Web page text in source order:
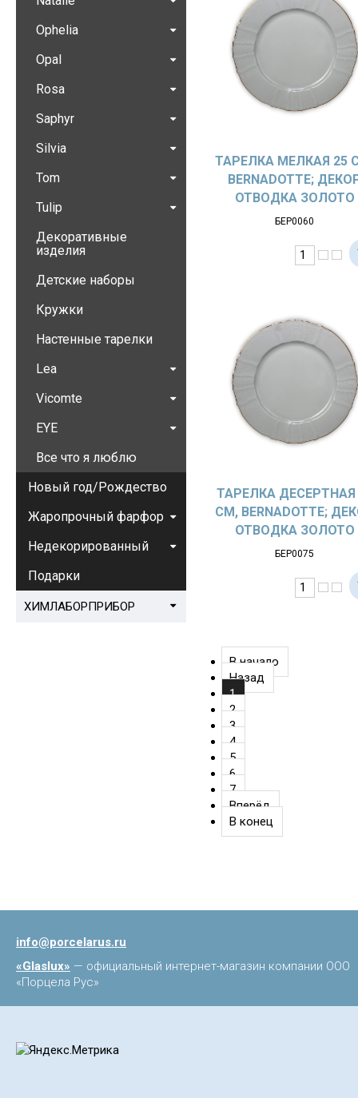
ТАРЕЛКА МЕЛКАЯ 25
BERNADOTTE;
ОТВОДКА ЗОЛОТО
БЕР0060
ТАРЕЛКА ДЕСЕРТНАЯ
СМ, BERNADOTTE;
ОТВОДКА ЗОЛОТО
БЕР0075
В начало
Назад
1
2
3
4
5
6
7
Вперёд
В конец
Ophelia
Opal
Rosa
Saphyr
Silvia
Tom
Tulip
Декоративные
изделия
Детские наборы
Кружки
Настенные тарелки
Lea
Vicomte
EYE
Все что я люблю
Новый год/Рождество
Жаропрочный фарфор
Недекорированный
Подарки
ХИМЛАБОРПРИБОР
info@porcelarus.ru
«Glaslux» — официальный интернет-магазин компании ООО
«Порцела Рус»